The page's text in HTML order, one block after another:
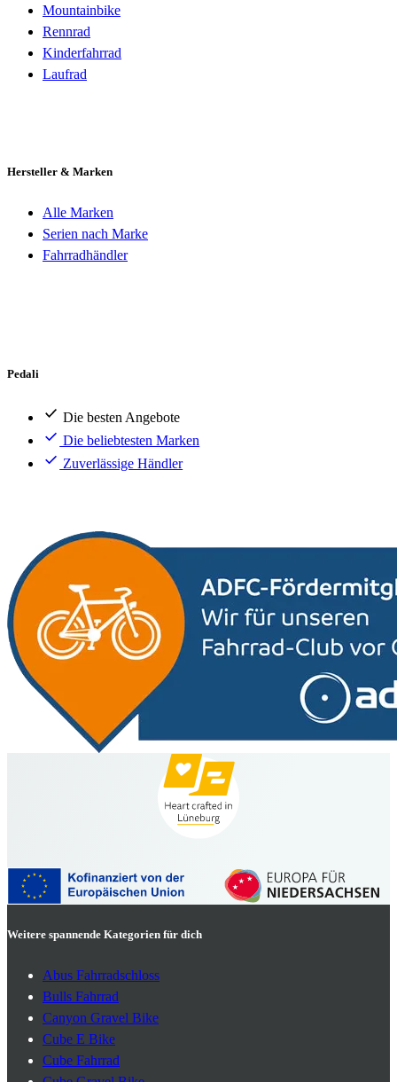
Mountainbike
Rennrad
Kinderfahrrad
Laufrad
Hersteller & Marken
Alle Marken
Serien nach Marke
Fahrradhändler
Pedali
Die besten Angebote
Die beliebtesten Marken
Zuverlässige Händler
Weitere spannende Kategorien für dich
Abus Fahrradschloss
Bulls Fahrrad
Canyon Gravel Bike
Cube E Bike
Cube Fahrrad